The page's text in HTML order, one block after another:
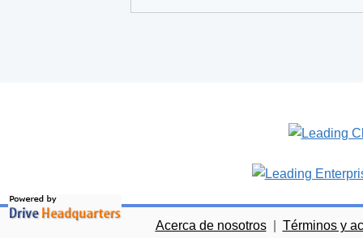
Acerca de nosotros
Términos y